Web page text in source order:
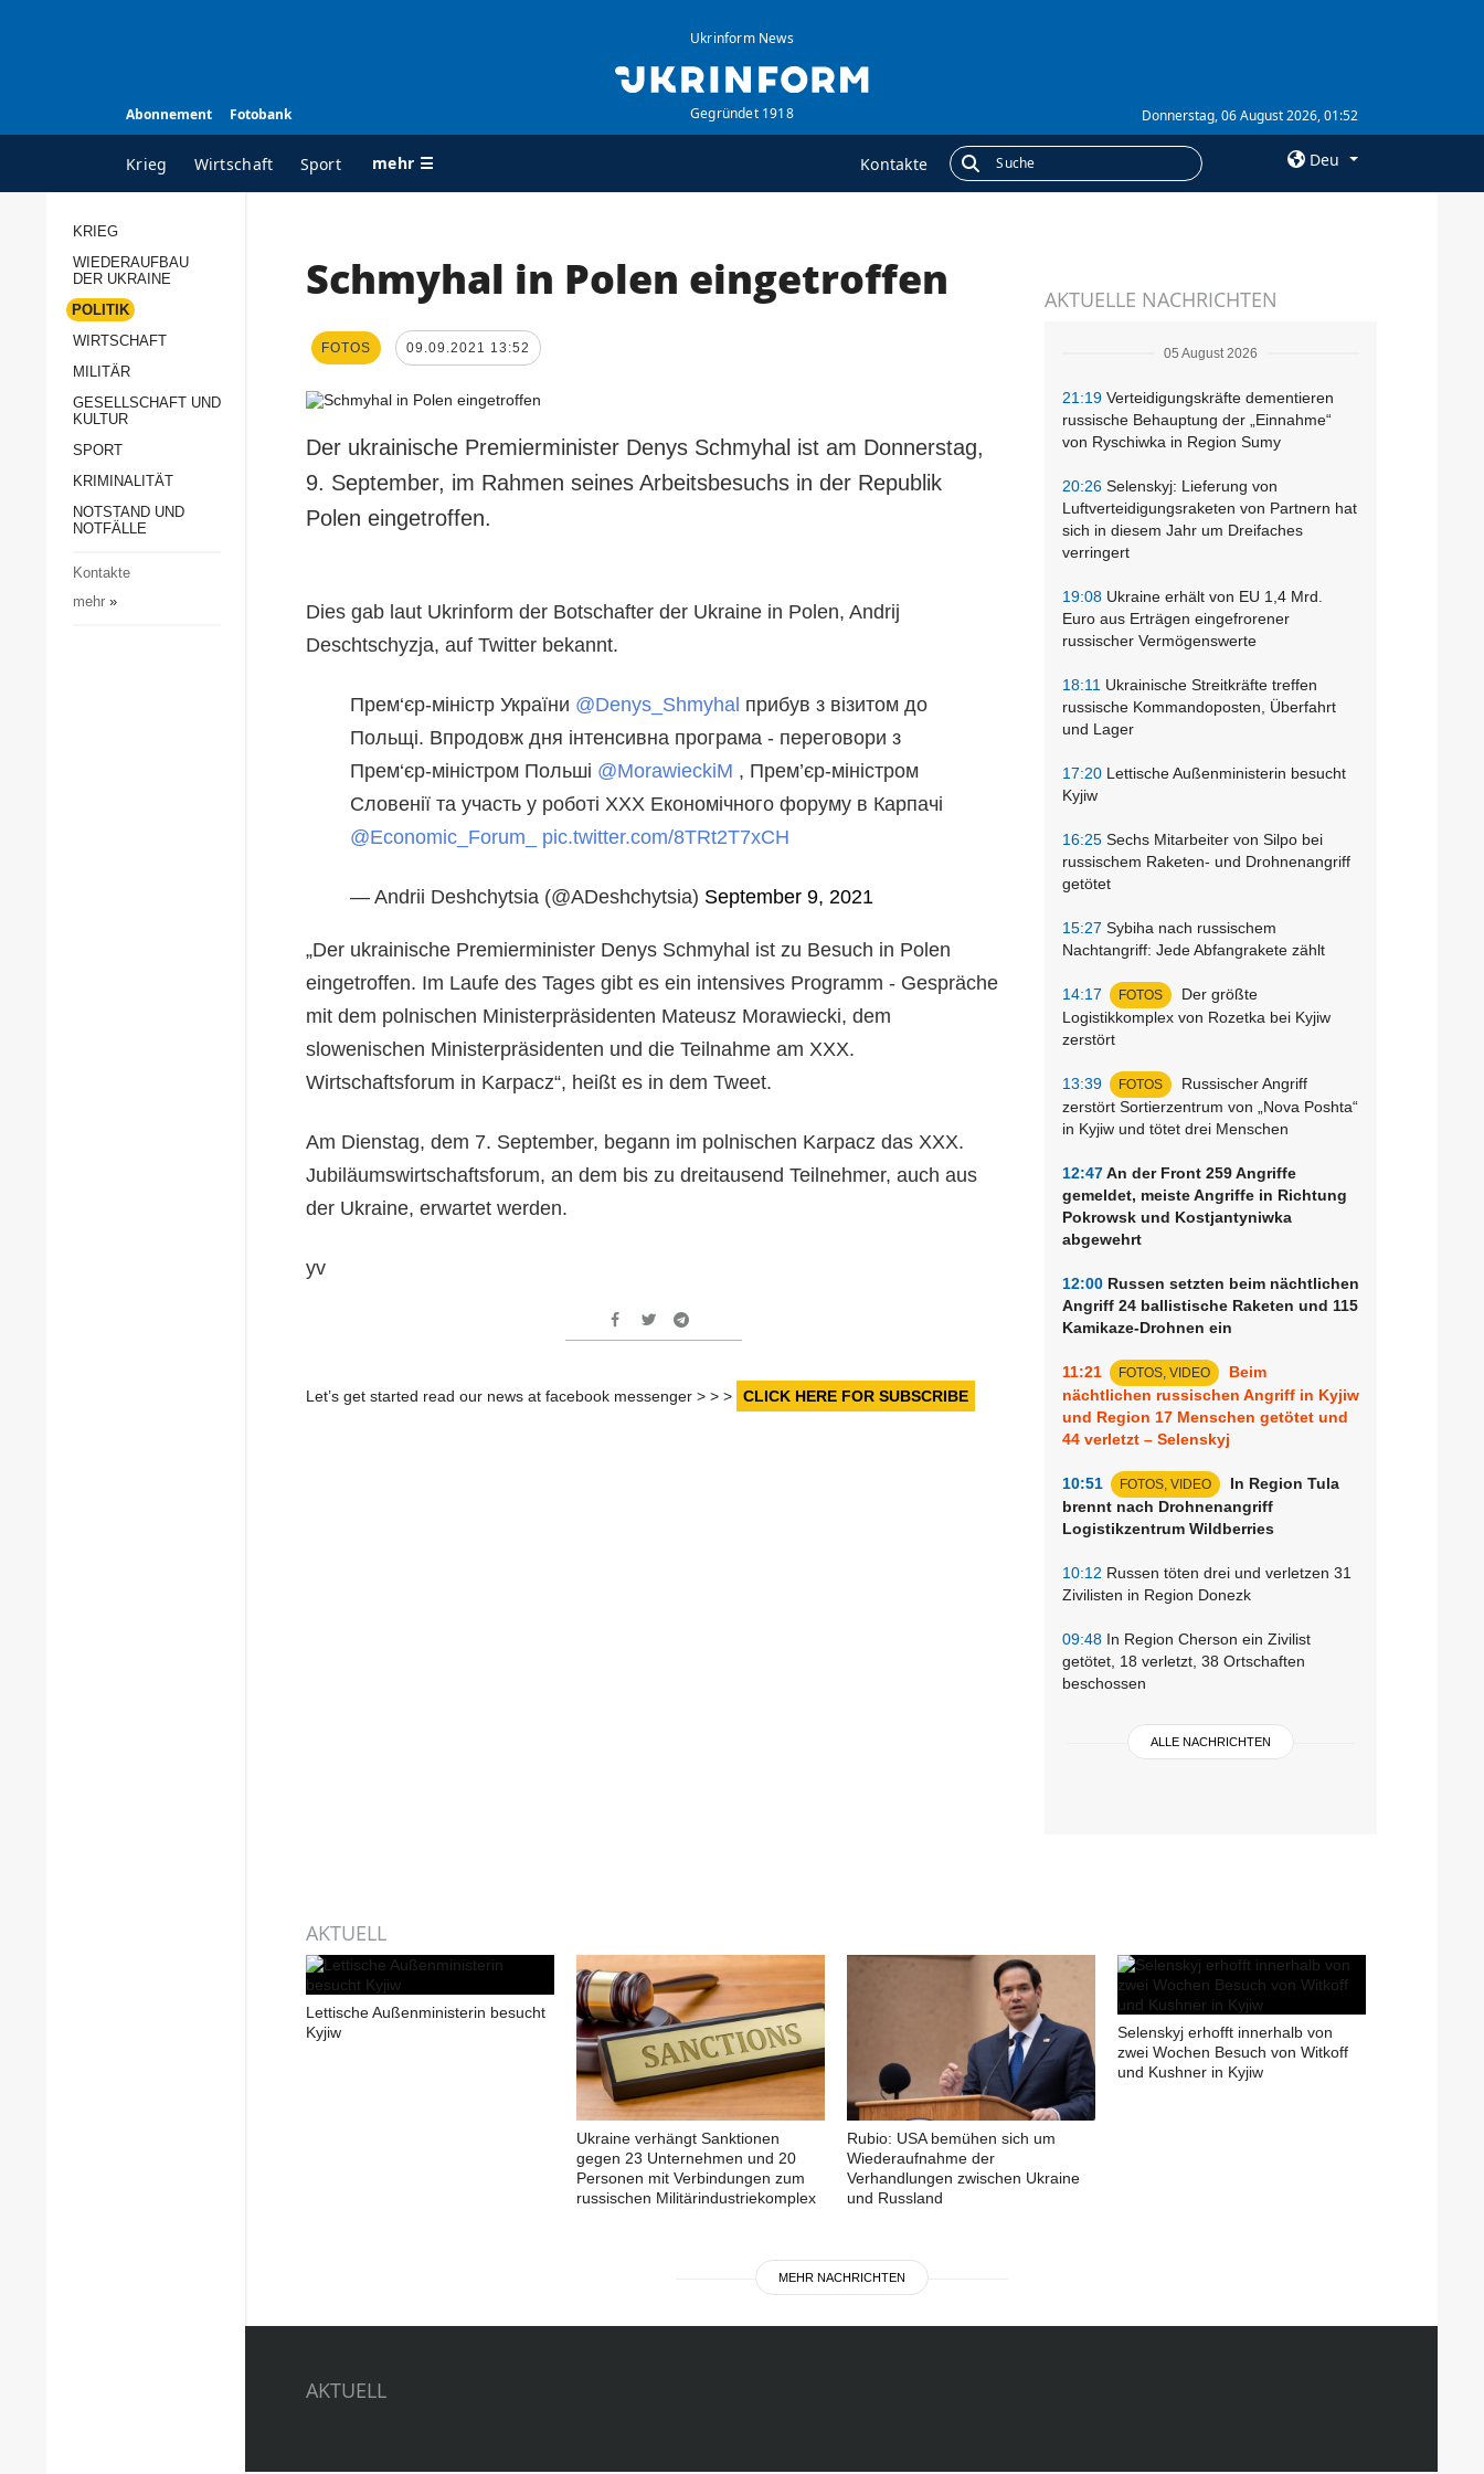
Abonnement Fotobank
Ukrinform News
Gegründet 1918 Donnerstag, 06 August 2026, 01:52
Krieg Wirtschaft Sport mehr ☰ Kontakte Deu
ALLE RUBRIKEN
Wiederaufbau der
Politik
Militär
Gesellschaft und Kultur
Notstand und Notfälle
AGENTUR
Kontakte
Politik zur Vertraulichkeit
und zum Schutz
personenbezogener
Daten
ZUSÄTZLICH
Abonnement
KRIEG
WIEDERAUFBAU
DER UKRAINE
POLITIK
WIRTSCHAFT
MILITÄR
GESELLSCHAFT UND
KULTUR
SPORT
KRIMINALITÄT
NOTSTAND UND
NOTFÄLLE
Kontakte
mehr»
AKTUELLE NACHRICHTEN
05 August 2026
21:19 Verteidigungskräfte dementieren
russische Behauptung der „Einnahme“
von Ryschiwka in Region Sumy
20:26 Selenskyj: Lieferung von
Luftverteidigungsraketen von Partnern hat
sich in diesem Jahr um Dreifaches
verringert
19:08 Ukraine erhält von EU 1,4 Mrd.
Euro aus Erträgen eingefrorener
russischer Vermögenswerte
18:11 Ukrainische Streitkräfte treffen
russische Kommandoposten, Überfahrt
und Lager
17:20 Lettische Außenministerin besucht
Kyjiw
16:25 Sechs Mitarbeiter von Silpo bei
russischem Raketen- und Drohnenangriff
getötet
15:27 Sybiha nach russischem
Nachtangriff: Jede Abfangrakete zählt
14:17 FOTOS
Der größte
Logistikkomplex von Rozetka bei Kyjiw
zerstört
13:39 FOTOS
Russischer Angriff
zerstört Sortierzentrum von „Nova Poshta“
in Kyjiw und tötet drei Menschen
12:47An der Front 259 Angriffe
gemeldet, meiste Angriffe in Richtung
Pokrowsk und Kostjantyniwka
abgewehrt
12:00 Russen setzten beim nächtlichen
Angriff 24 ballistische Raketen und 115
Kamikaze-Drohnen ein
11:21 FOTOS, VIDEO
Beim
nächtlichen russischen Angriff in Kyjiw
und Region 17 Menschen getötet und
44 verletzt – Selenskyj
10:51 FOTOS, VIDEO
In Region Tula
brennt nach Drohnenangriff
Logistikzentrum Wildberries
10:12 Russen töten drei und verletzen 31
Zivilisten in Region Donezk
09:48 In Region Cherson ein Zivilist
getötet, 18 verletzt, 38 Ortschaften
beschossen
ALLE NACHRICHTEN
Schmyhal in Polen eingetroffen
FOTOS 09.09.2021 13:52
Der ukrainische Premierminister Denys Schmyhal ist am Donnerstag,
9. September, im Rahmen seines Arbeitsbesuchs in der Republik
Polen eingetroffen.
Dies gab laut Ukrinform der Botschafter der Ukraine in Polen, Andrij
Deschtschyzja, auf Twitter bekannt.
Прем‘єр-міністр України @Denys_Shmyhal прибув з візитом до
Польщі. Впродовж дня інтенсивна програма - переговори з
Прем‘єр-міністром Польші @MorawieckiM , Прем’єр-міністром
Словенії та участь у роботі ХХХ Економічного форуму в Карпачі
@Economic_Forum_
pic.twitter.com/8TRt2T7xCH
— Andrii Deshchytsia (@ADeshchytsia) September 9, 2021
„Der ukrainische Premierminister Denys Schmyhal ist zu Besuch in Polen
eingetroffen. Im Laufe des Tages gibt es ein intensives Programm - Gespräche
mit dem polnischen Ministerpräsidenten Mateusz Morawiecki, dem
slowenischen Ministerpräsidenten und die Teilnahme am XXX.
Wirtschaftsforum in Karpacz“, heißt es in dem Tweet.
Am Dienstag, dem 7. September, begann im polnischen Karpacz das XXX.
Jubiläumswirtschaftsforum, an dem bis zu dreitausend Teilnehmer, auch aus
der Ukraine, erwartet werden.
yv
Let’s get started read our news at facebook messenger > > > CLICK HERE FOR SUBSCRIBE
AKTUELL
Lettische Außenministerin besucht
Kyjiw
Ukraine verhängt Sanktionen
gegen 23 Unternehmen und 20
Personen mit Verbindungen zum
russischen Militärindustriekomplex
Rubio: USA bemühen sich um
Wiederaufnahme der
Verhandlungen zwischen Ukraine
und Russland
Selenskyj erhofft innerhalb von
zwei Wochen Besuch von Witkoff
und Kushner in Kyjiw
MEHR NACHRICHTEN
AKTUELL